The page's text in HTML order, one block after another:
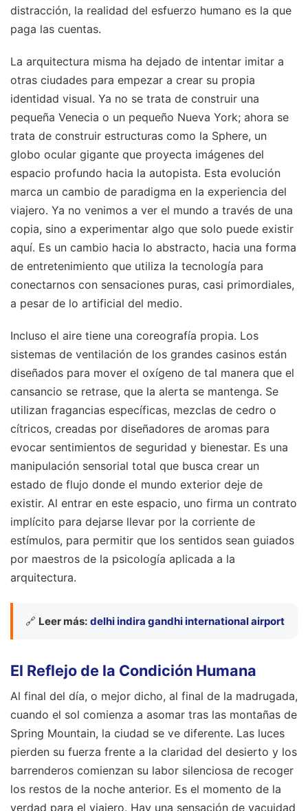
distracción, la realidad del esfuerzo humano es la que
paga las cuentas.
La arquitectura misma ha dejado de intentar imitar a
otras ciudades para empezar a crear su propia
identidad visual. Ya no se trata de construir una
pequeña Venecia o un pequeño Nueva York; ahora se
trata de construir estructuras como la Sphere, un
globo ocular gigante que proyecta imágenes del
espacio profundo hacia la autopista. Esta evolución
marca un cambio de paradigma en la experiencia del
viajero. Ya no venimos a ver el mundo a través de una
copia, sino a experimentar algo que solo puede existir
aquí. Es un cambio hacia lo abstracto, hacia una forma
de entretenimiento que utiliza la tecnología para
conectarnos con sensaciones puras, casi primordiales,
a pesar de lo artificial del medio.
Incluso el aire tiene una coreografía propia. Los
sistemas de ventilación de los grandes casinos están
diseñados para mover el oxígeno de tal manera que el
cansancio se retrase, que la alerta se mantenga. Se
utilizan fragancias específicas, mezclas de cedro o
cítricos, creadas por diseñadores de aromas para
evocar sentimientos de seguridad y bienestar. Es una
manipulación sensorial total que busca crear un
estado de flujo donde el mundo exterior deje de
existir. Al entrar en este espacio, uno firma un contrato
implícito para dejarse llevar por la corriente de
estímulos, para permitir que los sentidos sean guiados
por maestros de la psicología aplicada a la
arquitectura.
🔗 Leer más: delhi indira gandhi international airport
El Reflejo de la Condición Humana
Al final del día, o mejor dicho, al final de la madrugada,
cuando el sol comienza a asomar tras las montañas de
Spring Mountain, la ciudad se ve diferente. Las luces
pierden su fuerza frente a la claridad del desierto y los
barrenderos comienzan su labor silenciosa de recoger
los restos de la noche anterior. Es el momento de la
verdad para el viajero. Hay una sensación de vacuidad